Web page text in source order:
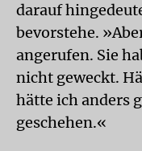
darauf
bevorstehe.
angerufen. Sie
nicht geweckt.
hätte ich anders
geschehen.«